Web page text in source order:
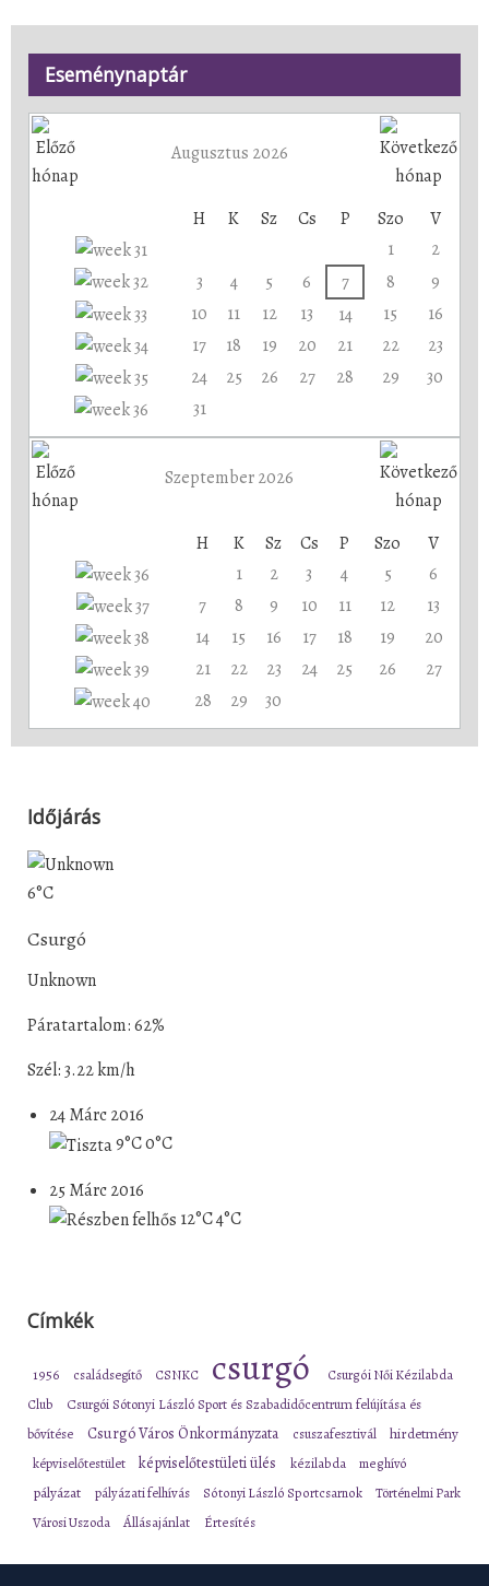
Eseménynaptár
Augusztus 2026
H K Sz Cs P Szo
V
1
2
3
4 5 6 7 8
9
10
11 12 13 14 15
16
17
18 19 20 21 22
23
24
25 26 27 28 29
30
31
Szeptember 2026
H K Sz Cs P Szo
V
1
2 3 4 5
6
7
8 9 10 11 12
13
14
15 16 17 18 19
20
21
22 23 24 25 26
27
28
29 30
Időjárás
6°C
Csurgó
Unknown
Páratartalom: 62%
Szél: 3.22 km/h
24 Márc 2016
9°C0°C
25 Márc 2016
12°C4°C
Címkék
1956 családsegítő CSNKC csurgó
Csurgói Női Kézilabda
Club
Csurgói Sótonyi László Sport és Szabadidőcentrum felújítása és
bővítése
Csurgó Város Önkormányzata csuszafesztivál hirdetmény
képviselőtestület képviselőtestületi ülés kézilabda meghívó
pályázat pályázati felhívás Sótonyi László Sportcsarnok
Történelmi Park
Városi Uszoda
Állásajánlat Értesítés